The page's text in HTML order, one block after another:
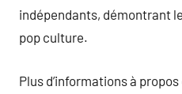
indépendants, démontrant
pop culture.
Plus d’informations à propos